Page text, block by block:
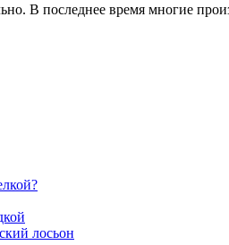
В последнее время многие
лосьон